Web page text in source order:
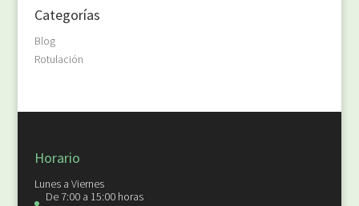
Categorías
Blog
Rotulación
Horario
Lunes a Viernes
De 7:00 a 15:00 horas